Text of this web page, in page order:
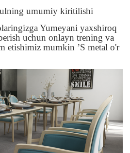
umumiy kiritilishi
Yumeyani yaxshiroq
uchun onlayn trening va
etishimiz mumkin ’S metal o'r